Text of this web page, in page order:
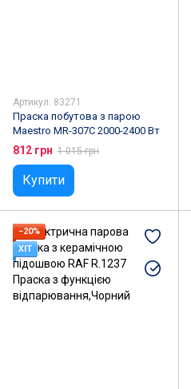
Артикул: 83271
Праска побутова з парою
Maestro MR-307C 2000-2400 Вт
812 грн 1 015 грн
Купити
−20%
ХІТ